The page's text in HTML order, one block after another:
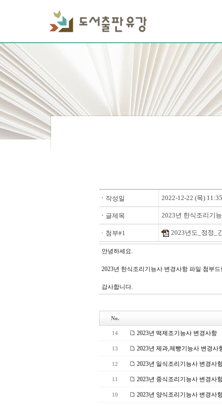
ㆍ 작성일 2022-12-22 (목) 11:35
ㆍ 글제목 2023년 한식조리기
ㆍ첨부#1 2023년도_정정_
안녕하세요.
2023년 한식조리기능사 변경사항 파일 첨부
감사합니다.
No.
14 2023년 떡제조기능사 변경사항
13 2023년 제과,제빵기능사 변경사
12 2023년 일식조리기능사 변경사
11 2023년 중식조리기능사 변경사
10 2023년 양식조리기능사 변경사